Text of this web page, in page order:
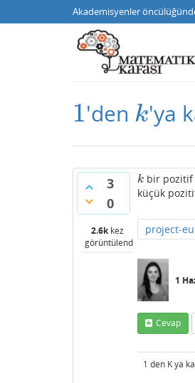
Akademisyenler
1
1'den k
k'ya
3
0
2.6kkez
görüntülendi
k
kbir pozitif
küçük
project-
1
Cevap
1 den K ya